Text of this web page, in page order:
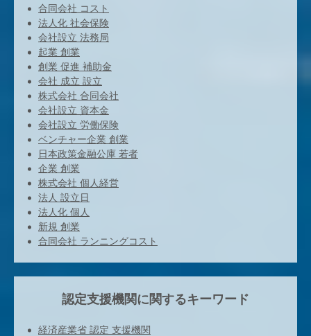
合同会社 コスト
法人化 社会保険
会社設立 法務局
起業 創業
創業 促進 補助金
会社 成立 設立
株式会社 合同会社
会社設立 資本金
会社設立 労働保険
ベンチャー企業 創業
日本政策金融公庫 若者
企業 創業
株式会社 個人経営
法人 設立日
法人化 個人
新規 創業
合同会社 ランニングコスト
認定支援機関に関するキーワード
経済産業省 認定 支援機関